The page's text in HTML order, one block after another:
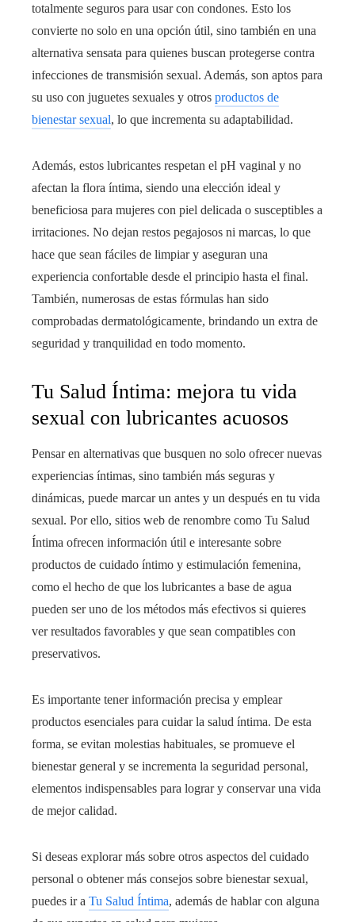
totalmente seguros para usar con condones. Esto los
convierte no solo en una opción útil, sino también en una
alternativa sensata para quienes buscan protegerse contra
infecciones de transmisión sexual. Además, son aptos para
su uso con juguetes sexuales y otros productos de
bienestar sexual, lo que incrementa su adaptabilidad.
Además, estos lubricantes respetan el pH vaginal y no
afectan la flora íntima, siendo una elección ideal y
beneficiosa para mujeres con piel delicada o susceptibles a
irritaciones. No dejan restos pegajosos ni marcas, lo que
hace que sean fáciles de limpiar y aseguran una
experiencia confortable desde el principio hasta el final.
También, numerosas de estas fórmulas han sido
comprobadas dermatológicamente, brindando un extra de
seguridad y tranquilidad en todo momento.
Tu Salud Íntima: mejora tu vida
sexual con lubricantes acuosos
Pensar en alternativas que busquen no solo ofrecer nuevas
experiencias íntimas, sino también más seguras y
dinámicas, puede marcar un antes y un después en tu vida
sexual. Por ello, sitios web de renombre como Tu Salud
Íntima ofrecen información útil e interesante sobre
productos de cuidado íntimo y estimulación femenina,
como el hecho de que los lubricantes a base de agua
pueden ser uno de los métodos más efectivos si quieres
ver resultados favorables y que sean compatibles con
preservativos.
Es importante tener información precisa y emplear
productos esenciales para cuidar la salud íntima. De esta
forma, se evitan molestias habituales, se promueve el
bienestar general y se incrementa la seguridad personal,
elementos indispensables para lograr y conservar una vida
de mejor calidad.
Si deseas explorar más sobre otros aspectos del cuidado
personal o obtener más consejos sobre bienestar sexual,
puedes ir a Tu Salud Íntima, además de hablar con alguna